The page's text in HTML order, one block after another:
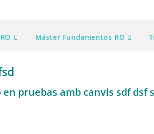
Máster Fundamentos RO
pruebas amb canvis sdf dsf